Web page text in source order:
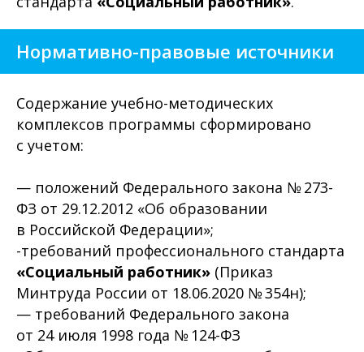
Нормативно-правовые источники
Содержание учебно-методических
комплексов программы сформировано
с учетом:
— положений Федерального закона № 273-
ФЗ от 29.12.2012 «Об образовании
в Российской Федерации»;
-требований профессионального стандарта
«Социальный работник» (Приказ
Минтруда России от 18.06.2020 № 354н);
— требований Федерального закона
от 24 июля 1998 года № 124-ФЗ